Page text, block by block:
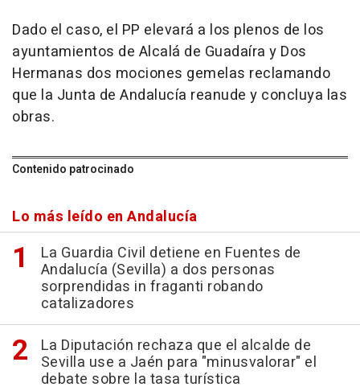
Dado el caso, el PP elevará a los plenos de los
ayuntamientos de Alcalá de Guadaíra y Dos
Hermanas dos mociones gemelas reclamando
que la Junta de Andalucía reanude y concluya las
obras.
Contenido patrocinado
Lo más leído en Andalucía
La Guardia Civil detiene en Fuentes de
Andalucía (Sevilla) a dos personas
sorprendidas in fraganti robando
catalizadores
La Diputación rechaza que el alcalde de
Sevilla use a Jaén para "minusvalorar" el
debate sobre la tasa turística